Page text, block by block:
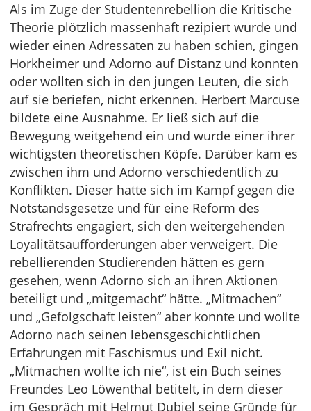
Als im Zuge der Studentenrebellion die Kritische
Theorie plötzlich massenhaft rezipiert wurde und
wieder einen Adressaten zu haben schien, gingen
Horkheimer und Adorno auf Distanz und konnten
oder wollten sich in den jungen Leuten, die sich
auf sie beriefen, nicht erkennen. Herbert Marcuse
bildete eine Ausnahme. Er ließ sich auf die
Bewegung weitgehend ein und wurde einer ihrer
wichtigsten theoretischen Köpfe. Darüber kam es
zwischen ihm und Adorno verschiedentlich zu
Konflikten. Dieser hatte sich im Kampf gegen die
Notstandsgesetze und für eine Reform des
Strafrechts engagiert, sich den weitergehenden
Loyalitätsaufforderungen aber verweigert. Die
rebellierenden Studierenden hätten es gern
gesehen, wenn Adorno sich an ihren Aktionen
beteiligt und „mitgemacht“ hätte. „Mitmachen“
und „Gefolgschaft leisten“ aber konnte und wollte
Adorno nach seinen lebensgeschichtlichen
Erfahrungen mit Faschismus und Exil nicht.
„Mitmachen wollte ich nie“, ist ein Buch seines
Freundes Leo Löwenthal betitelt, in dem dieser
im Gespräch mit Helmut Dubiel seine Gründe für